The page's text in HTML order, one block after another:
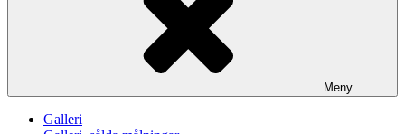
Meny
Galleri